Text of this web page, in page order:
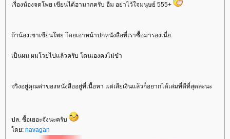
เรื่องน้องจดโพย เขียนได้ฮามากครับ อืม อย่าไว้ใจมนุษย์ 555+
ถ้าน้องเขาเขียนโพย โดยเอาหน้าปกหนังสือที่เราซื้อมารองเนี่
เป็นผม ผมโวยไปแล้วครับ โดนเองคงไม่ขำ
จริงอยู่คุณค่าของหนังสืออยู่ที่เนื้อหา แต่เสียเงินแล้วก็อยากได้เล่มที่ดีที่สุดล่ะนะ
ปล. ซื้อเยอะจังนะครับ
ดย: navagan